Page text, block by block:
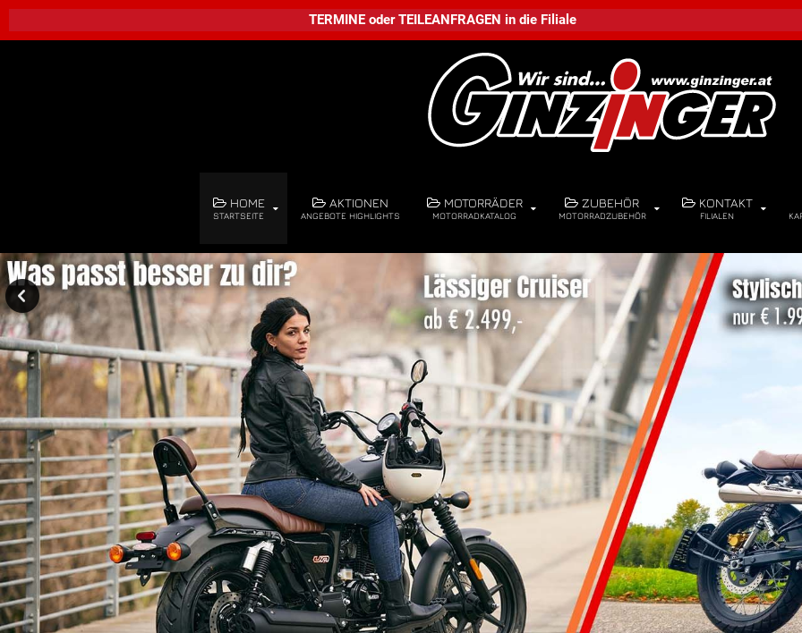
HOME
STARTSEITE
AKTIONEN
ANGEBOTE HIGHLIGHTS
MOTORRÄDER
MOTORRADKATALOG
ZUBEHÖR
MOTORRADZUBEHÖR
KONTAKT
FILIALEN
TERMINEoderTEILEANFRAGEN in die Filiale